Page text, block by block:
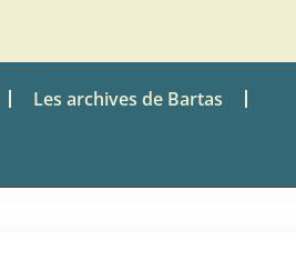
Les archives de Bartas